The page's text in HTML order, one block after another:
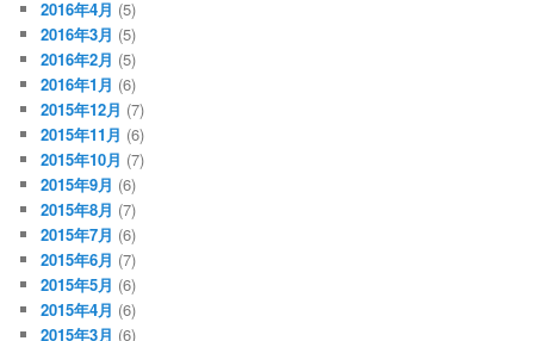
2016年4月 (5)
2016年3月 (5)
2016年2月 (5)
2016年1月 (6)
2015年12月 (7)
2015年11月 (6)
2015年10月 (7)
2015年9月 (6)
2015年8月 (7)
2015年7月 (6)
2015年6月 (7)
2015年5月 (6)
2015年4月 (6)
2015年3月 (6)